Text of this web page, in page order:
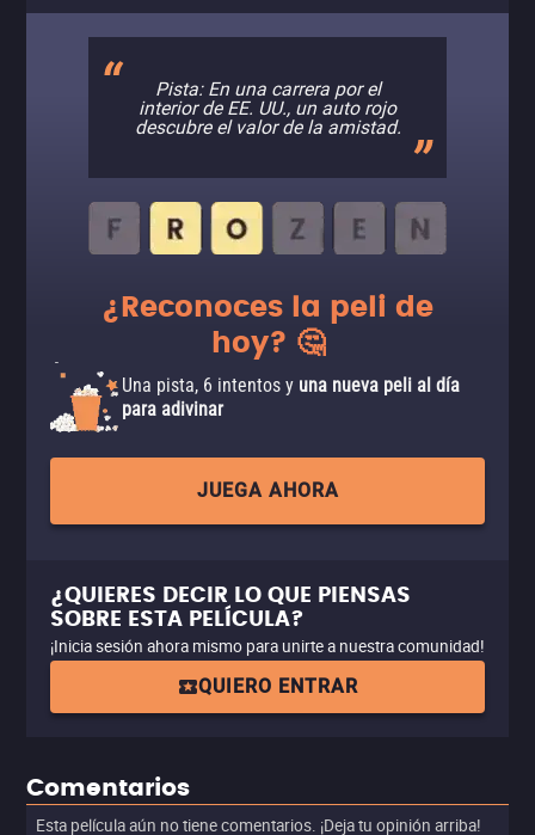
Pista: En una carrera por el
interior de EE. UU., un auto rojo
descubre el valor de la amistad.
¿Reconoces la peli de
hoy? 🤔
Una pista, 6 intentos y una nueva peli al día
para adivinar
JUEGA AHORA
¿QUIERES DECIR LO QUE PIENSAS
SOBRE ESTA PELÍCULA?
¡Inicia sesión ahora mismo para unirte a nuestra comunidad!
QUIERO ENTRAR
Comentarios
Esta película aún no tiene comentarios. ¡Deja tu opinión arriba!